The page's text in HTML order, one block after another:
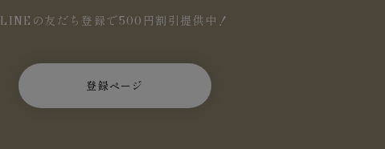
LINEの友だち登録で500円割引提供中！
登録ページ